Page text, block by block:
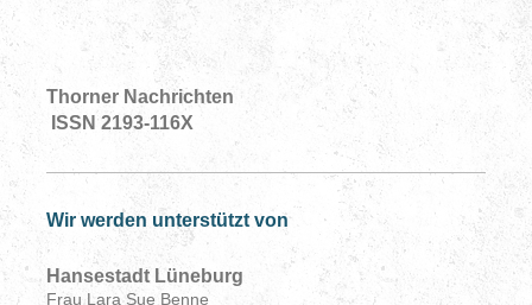
Thorner Nachrichten
ISSN 2193-116X
Wir werden unterstützt von
Hansestadt Lüneburg
Frau Lara Sue Benne